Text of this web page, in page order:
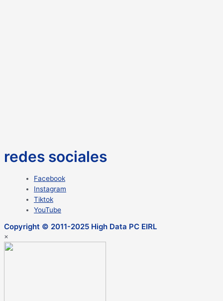
redes sociales
Facebook
Instagram
Tiktok
YouTube
Copyright © 2011-2025 High Data PC EIRL
×